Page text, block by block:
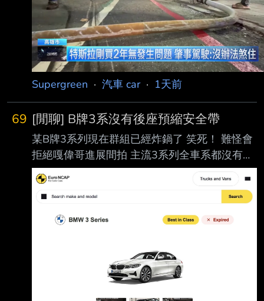
Supergreen · 汽車 car· 1天前
69 [閒聊] B牌3系沒有後座預縮安全帶
某B牌3系列現在群組已經炸鍋了 笑死！ 難怪會
拒絕嘎偉哥進展間拍 主流3系列全車系都沒有後
座預縮安全帶 上禮拜喊的價天響的199萬旅行車
一樣沒有 這下尷尬了.. 還好銷量不高。不會被抓
去撞測 先吹一波操控 --